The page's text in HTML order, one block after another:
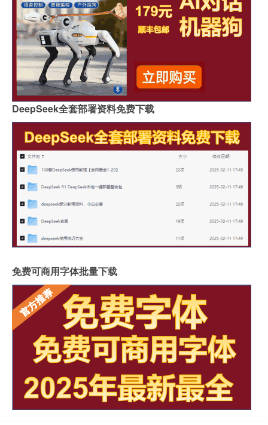
DeepSeek全套部署资料免费下载
免费可商用字体批量下载